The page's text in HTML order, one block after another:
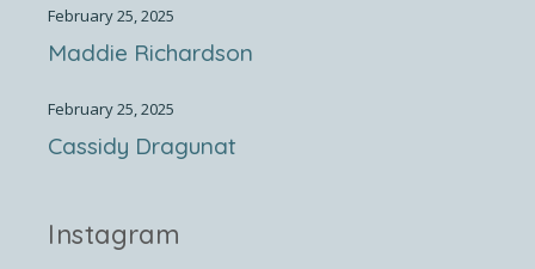
Maddie Richardson
February 25, 2025
Cassidy Dragunat
February 25, 2025
Instagram